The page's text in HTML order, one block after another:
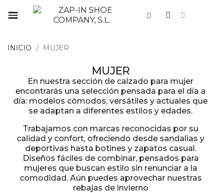
INICIO MUJER
MUJER
En nuestra sección de calzado para mujer
encontrarás una selección pensada para el día a
día: modelos cómodos, versátiles y actuales que
se adaptan a diferentes estilos y edades.
Trabajamos con marcas reconocidas por su
calidad y confort, ofreciendo desde sandalias y
deportivas hasta botines y zapatos casual.
Diseños fáciles de combinar, pensados para
mujeres que buscan estilo sin renunciar a la
comodidad. Aún puedes aprovechar nuestras
rebajas de invierno